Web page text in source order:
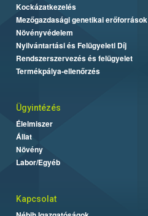
Kockázatkezelés
Mezőgazdasági genetikai erőforrások
Növényvédelem
Nyilvántartási és Felügyeleti Díj
Rendszerszervezés és felügyelet
Termékpálya-ellenőrzés
Ügyintézés
Élelmiszer
Állat
Növény
Labor/Egyéb
Kapcsolat